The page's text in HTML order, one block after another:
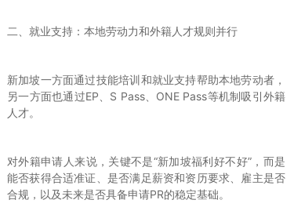
二、就业支持：本地劳动力和外籍人才规则并行
新加坡一方面通过技能培训和就业支持帮助本地劳动者，
另一方面也通过EP、S Pass、ONE Pass等机制吸引外籍
人才。
对外籍申请人来说，关键不是“新加坡福利好不好”，而是
能否获得合适准证、是否满足薪资和资历要求、雇主是否
合规，以及未来是否具备申请PR的稳定基础。